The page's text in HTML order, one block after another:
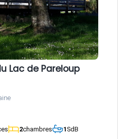
Lac de Pareloup
2chambres 1SdB